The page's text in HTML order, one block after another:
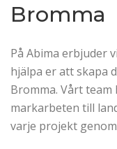
Bromma
På Abima erbjuder
hjälpa er att skapa
Bromma. Vårt
markarbeten till
varje projekt